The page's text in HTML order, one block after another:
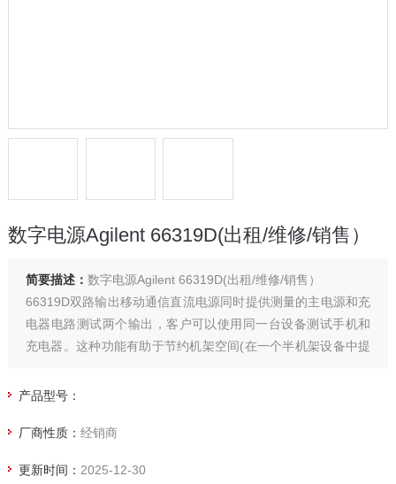
数字电源Agilent 66319D(出租/维修/销售）
简要描述： 数字电源Agilent 66319D(出租/维修/销售）
66319D双路输出移动通信直流电源同时提供测量的主电源和充
电器电路测试两个输出，客户可以使用同一台设备测试手机和
充电器。这种功能有助于节约机架空间(在一个半机架设备中提
产品型号：
厂商性质： 经销商
更新时间： 2025-12-30